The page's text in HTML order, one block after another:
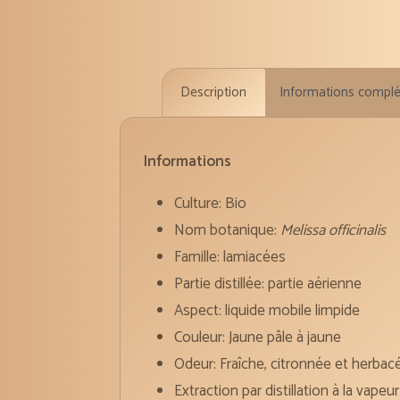
Description Informations
Informations
Culture: Bio
Nom botanique: Melissa officinalis
Famille: lamiacées
Partie distillée: partie aérienne
Aspect: liquide mobile limpide
Couleur: Jaune pâle à jaune
Odeur: Fraîche, citronnée et
Extraction par distillation à la vapeur